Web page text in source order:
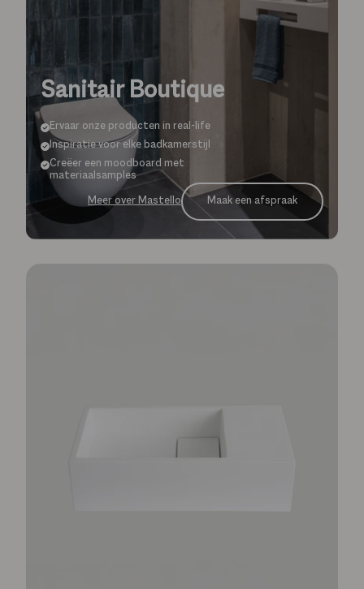
Sanitair Boutique
Ervaar onze producten in real-life
Inspiratie voor elke badkamerstijl
Creëer een moodboard met
materiaalsamples
Meer over Mastello Maak een afspraak